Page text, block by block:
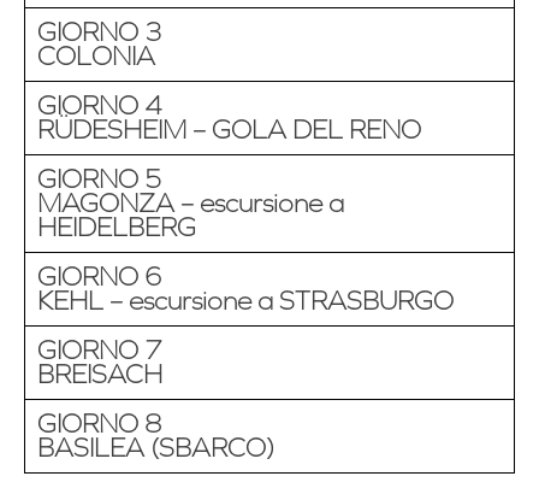
GIORNO 3
COLONIA
GIORNO 4
RÜDESHEIM – GOLA DEL RENO
GIORNO 5
MAGONZA – escursione a
HEIDELBERG
GIORNO 6
KEHL – escursione a STRASBURGO
GIORNO 7
BREISACH
GIORNO 8
BASILEA (SBARCO)